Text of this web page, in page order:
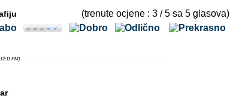
(trenute ocjene : 3 / 5 sa 5 glasova)
PM]